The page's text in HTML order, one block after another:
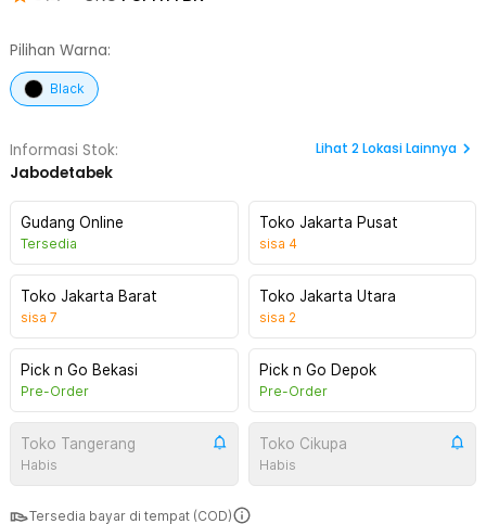
Pilihan Warna:
Black
Informasi Stok:
Jabodetabek
Lihat 2Lokasi Lainnya
Gudang Online
Tersedia
Toko Jakarta Pusat
sisa 4
Toko Jakarta Barat
sisa 7
Toko Jakarta Utara
sisa 2
Pick n Go Bekasi
Pre-Order
Pick n Go Depok
Pre-Order
Toko Tangerang
Habis
Toko Cikupa
Habis
Tersedia bayar di tempat (COD)